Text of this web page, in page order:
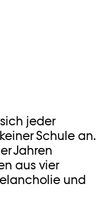
jeder
Schule an.
Jahren
aus vier
und